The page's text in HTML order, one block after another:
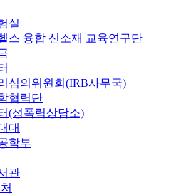
실
스 융합 신소재 교육연구단
심의위원회(IRB사무국)
협력단
(성폭력상담소)
대
학부
관